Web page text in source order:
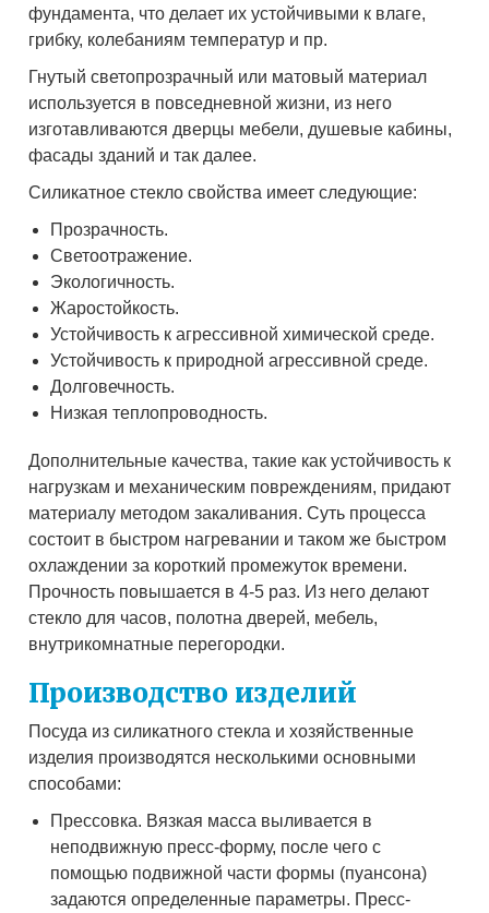
фундамента, что делает их устойчивыми к влаге,
грибку, колебаниям температур и пр.
Гнутый светопрозрачный или матовый материал
используется в повседневной жизни, из него
изготавливаются дверцы мебели, душевые кабины,
фасады зданий и так далее.
Силикатное стекло свойства имеет следующие:
Прозрачность.
Светоотражение.
Экологичность.
Жаростойкость.
Устойчивость к агрессивной химической среде.
Устойчивость к природной агрессивной среде.
Долговечность.
Низкая теплопроводность.
Дополнительные качества, такие как устойчивость к
нагрузкам и механическим повреждениям, придают
материалу методом закаливания. Суть процесса
состоит в быстром нагревании и таком же быстром
охлаждении за короткий промежуток времени.
Прочность повышается в 4-5 раз. Из него делают
стекло для часов, полотна дверей, мебель,
внутрикомнатные перегородки.
Производство изделий
Посуда из силикатного стекла и хозяйственные
изделия производятся несколькими основными
способами:
Прессовка. Вязкая масса выливается в
неподвижную пресс-форму, после чего с
помощью подвижной части формы (пуансона)
задаются определенные параметры. Пресс-